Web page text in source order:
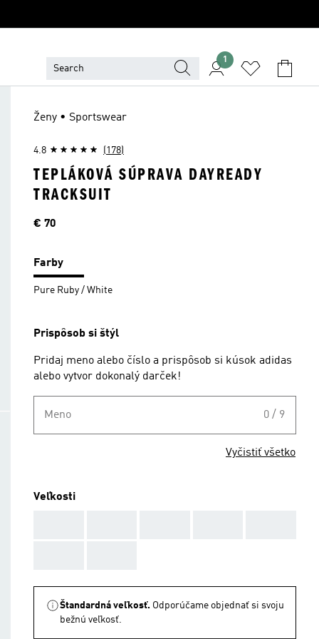
1
Ženy • Sportswear
4.8 (178)
TEPLÁKOVÁ SÚPRAVA DAYREADY
TRACKSUIT
Cena
€ 70
Farby
Pure Ruby / White
Prispôsob si štýl
Pridaj meno alebo číslo a prispôsob si kúsok adidas
alebo vytvor dokonalý darček!
Meno 0 / 9
Vyčistiť všetko
Veľkosti
Štandardná veľkosť. Odporúčame objednať si svoju
bežnú veľkosť.